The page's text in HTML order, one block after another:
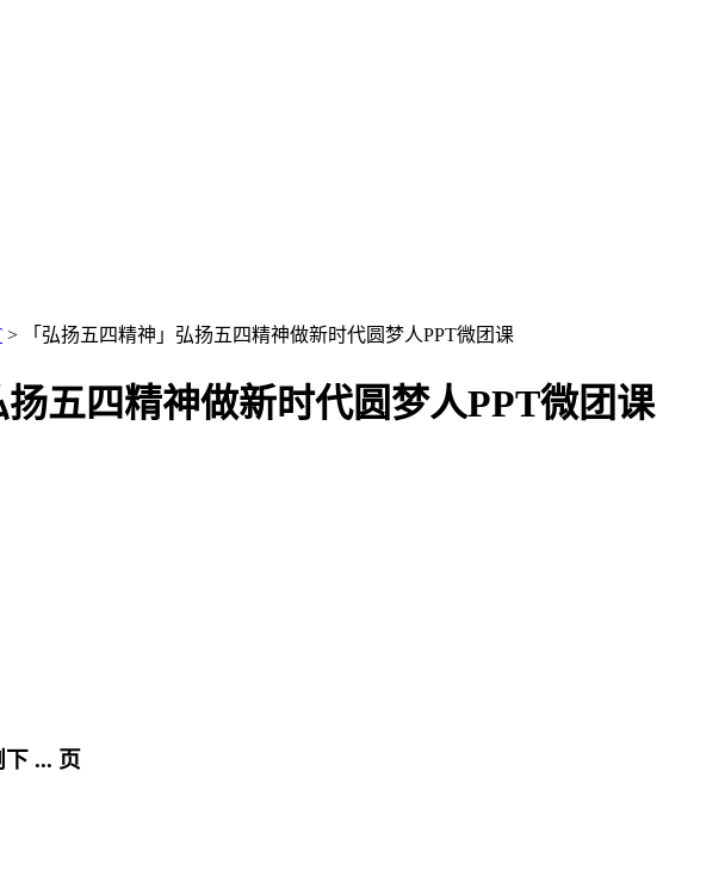
> 「弘扬五四精神」弘扬五四精神做新时代圆梦人PPT微团课
扬五四精神做新时代圆梦人PPT微团课
下 ... 页